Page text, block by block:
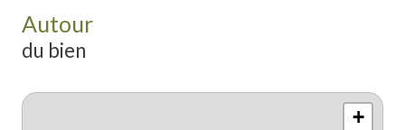
Autour
du bien
+